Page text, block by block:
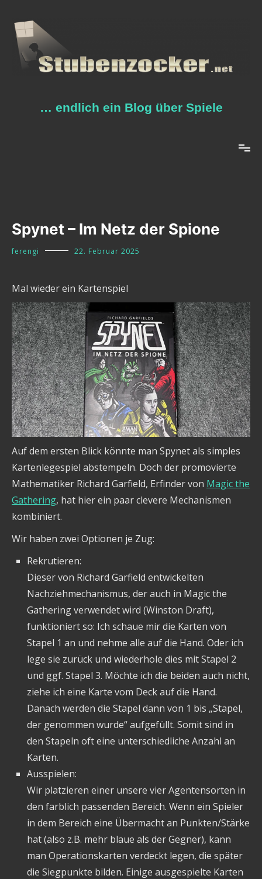
Inhalt
springen
… endlich ein Blog über Spiele
Spynet – Im Netz der Spione
ferengi 22. Februar 2025
Mal wieder ein Kartenspiel
Auf dem ersten Blick könnte man Spynet als simples
Kartenlegespiel abstempeln. Doch der promovierte
Mathematiker Richard Garfield, Erfinder von Magic the
Gathering, hat hier ein paar clevere Mechanismen
kombiniert.
Wir haben zwei Optionen je Zug:
Rekrutieren:
Dieser von Richard Garfield entwickelten
Nachziehmechanismus, der auch in Magic the
Gathering verwendet wird (Winston Draft),
funktioniert so: Ich schaue mir die Karten von
Stapel 1 an und nehme alle auf die Hand. Oder ich
lege sie zurück und wiederhole dies mit Stapel 2
und ggf. Stapel 3. Möchte ich die beiden auch nicht,
ziehe ich eine Karte vom Deck auf die Hand.
Danach werden die Stapel dann von 1 bis „Stapel,
der genommen wurde“ aufgefüllt. Somit sind in
den Stapeln oft eine unterschiedliche Anzahl an
Karten.
Ausspielen:
Wir platzieren einer unsere vier Agentensorten in
den farblich passenden Bereich. Wenn ein Spieler
in dem Bereich eine Übermacht an Punkten/Stärke
hat (also z.B. mehr blaue als der Gegner), kann
man Operationskarten verdeckt legen, die später
die Siegpunkte bilden. Einige ausgespielte Karten